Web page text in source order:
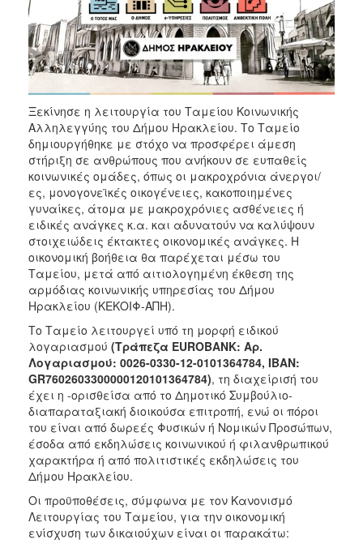
2006
ΤΟΠΟΣ
ΠΟΛΙΤΙΣΜΟΣ
ΑΝΘΕΚΤΙΚΗ
ΠΟΛΗ
Ξεκίνησε η λειτουργία του Ταμείου Κοινωνικής
Αλληλεγγύης του Δήμου Ηρακλείου. Το Ταμείο
δημιουργήθηκε με στόχο να προσφέρει άμεση
στήριξη σε ανθρώπους που ανήκουν σε ευπαθείς
κοινωνικές ομάδες, όπως οι μακροχρόνια άνεργοι/
ες, μονογονεϊκές οικογένειες, κακοποιημένες
γυναίκες, άτομα με μακροχρόνιες ασθένειες ή
ειδικές ανάγκες κ.α. και αδυνατούν να καλύψουν
στοιχειώδεις έκτακτες οικονομικές ανάγκες. Η
οικονομική βοήθεια θα παρέχεται μέσω του
Ταμείου, μετά από αιτιολογημένη έκθεση της
αρμόδιας κοινωνικής υπηρεσίας του Δήμου
Ηρακλείου (ΚΕΚΟΙΦ-ΑΠΗ).
Το Ταμείο λειτουργεί υπό τη μορφή ειδικού
λογαριασμού (Τράπεζα EUROBANK: Αρ.
Λογαριασμού: 0026-0330-12-0101364784, IBAN:
GR7602603300000120101364784), τη διαχείρισή του
έχει η -ορισθείσα από το Δημοτικό Συμβούλιο-
διαπαραταξιακή διοικούσα επιτροπή, ενώ οι πόροι
του είναι από δωρεές Φυσικών ή Νομικών Προσώπων,
έσοδα από εκδηλώσεις κοινωνικού ή φιλανθρωπικού
χαρακτήρα ή από πολιτιστικές εκδηλώσεις του
Δήμου Ηρακλείου.
Οι προϋποθέσεις, σύμφωνα με τον Κανονισμό
Λειτουργίας του Ταμείου, για την οικονομική
ενίσχυση των δικαιούχων είναι οι παρακάτω: